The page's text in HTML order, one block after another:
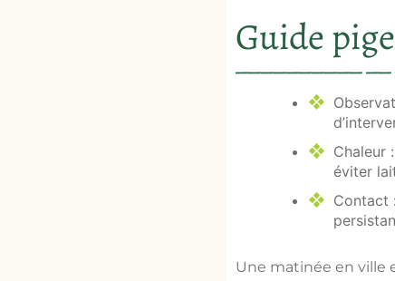
Guide
Chaleur
éviter
Contact
Une matinée en ville